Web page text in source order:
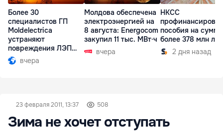
Более 30
специалистов ГП
Moldelectrica
устраняют
повреждения ЛЭП
Бельцы-Днестровск
вчера
Молдова обеспечена
электроэнергией на
8 августа: Energocom
закупил 11 тыс. МВт·ч
вчера
НКСС
пособия на сумму
более 378 млн
2 дня назад
23 февраля 2011, 13:37 508
Зима не хочет отступать